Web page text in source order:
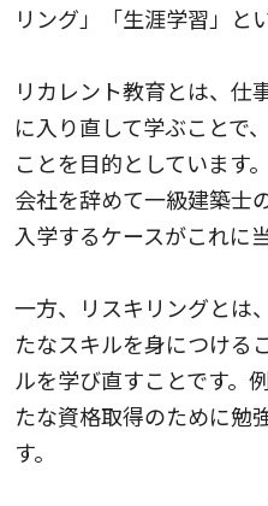
リング」「生涯学習」と
リカレント教育とは、仕
に入り直して学ぶことで
ことを目的としています
会社を辞めて一級建築士
入学するケースがこれに
一方、リスキリングとは
たなスキルを身につける
ルを学び直すことです。
たな資格取得のために勉
す。